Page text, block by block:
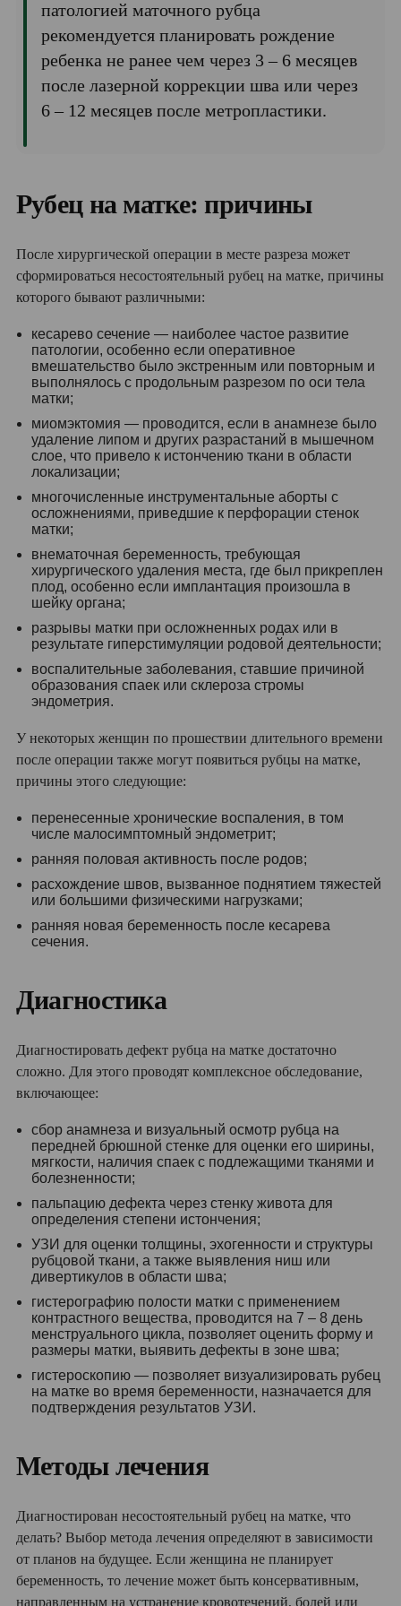
патологией маточного рубца
рекомендуется планировать рождение
ребенка не ранее чем через 3 – 6 месяцев
после лазерной коррекции шва или через
6 – 12 месяцев после метропластики.
Рубец на матке: причины
После хирургической операции в месте разреза может
сформироваться несостоятельный рубец на матке, причины
которого бывают различными:
кесарево сечение — наиболее частое развитие
патологии, особенно если оперативное
вмешательство было экстренным или повторным и
выполнялось с продольным разрезом по оси тела
матки;
миомэктомия — проводится, если в анамнезе было
удаление липом и других разрастаний в мышечном
слое, что привело к истончению ткани в области
локализации;
многочисленные инструментальные аборты с
осложнениями, приведшие к перфорации стенок
матки;
внематочная беременность, требующая
хирургического удаления места, где был прикреплен
плод, особенно если имплантация произошла в
шейку органа;
разрывы матки при осложненных родах или в
результате гиперстимуляции родовой деятельности;
воспалительные заболевания, ставшие причиной
образования спаек или склероза стромы
эндометрия.
У некоторых женщин по прошествии длительного времени
после операции также могут появиться рубцы на матке,
причины этого следующие:
перенесенные хронические воспаления, в том
числе малосимптомный эндометрит;
ранняя половая активность после родов;
расхождение швов, вызванное поднятием тяжестей
или большими физическими нагрузками;
ранняя новая беременность после кесарева
сечения.
Диагностика
Диагностировать дефект рубца на матке достаточно
сложно. Для этого проводят комплексное обследование,
включающее:
сбор анамнеза и визуальный осмотр рубца на
передней брюшной стенке для оценки его ширины,
мягкости, наличия спаек с подлежащими тканями и
болезненности;
пальпацию дефекта через стенку живота для
определения степени истончения;
УЗИ для оценки толщины, эхогенности и структуры
рубцовой ткани, а также выявления ниш или
дивертикулов в области шва;
гистерографию полости матки с применением
контрастного вещества, проводится на 7 – 8 день
менструального цикла, позволяет оценить форму и
размеры матки, выявить дефекты в зоне шва;
гистероскопию — позволяет визуализировать рубец
на матке во время беременности, назначается для
подтверждения результатов УЗИ.
Методы лечения
Диагностирован несостоятельный рубец на матке, что
делать? Выбор метода лечения определяют в зависимости
от планов на будущее. Если женщина не планирует
беременность, то лечение может быть консервативным,
направленным на устранение кровотечений, болей или